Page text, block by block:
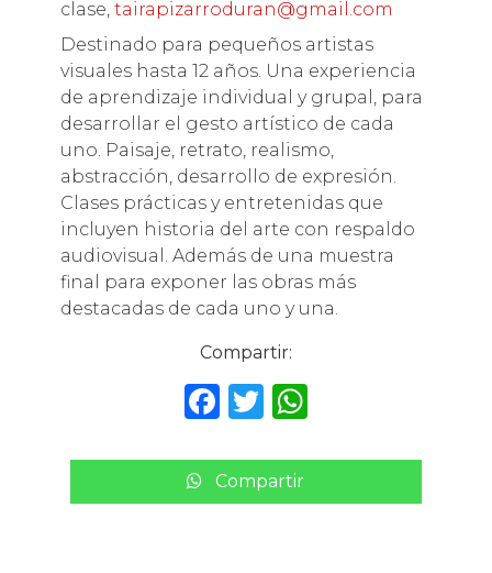
clase, tairapizarroduran@gmail.com
Destinado para pequeños artistas
visuales hasta 12 años. Una experiencia
de aprendizaje individual y grupal, para
desarrollar el gesto artístico de cada
uno. Paisaje, retrato, realismo,
abstracción, desarrollo de expresión.
Clases prácticas y entretenidas que
incluyen historia del arte con respaldo
audiovisual. Además de una muestra
final para exponer las obras más
destacadas de cada uno y una.
Compartir:
F
c
e
T
it
te
W
a
ts
Compartir